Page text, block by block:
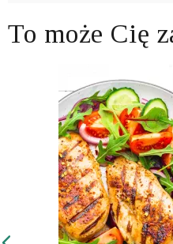
To może Cię